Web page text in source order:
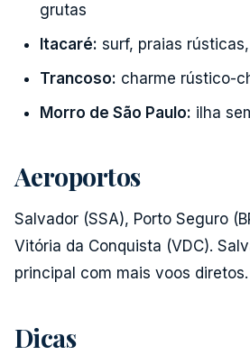
grutas
Itacaré: surf, praias
Trancoso: charme rústico-
Morro de São Paulo: ilha
Aeroportos
Salvador (SSA), Porto Seguro
Vitória da Conquista (VDC).
principal com mais voos diretos.
Dicas